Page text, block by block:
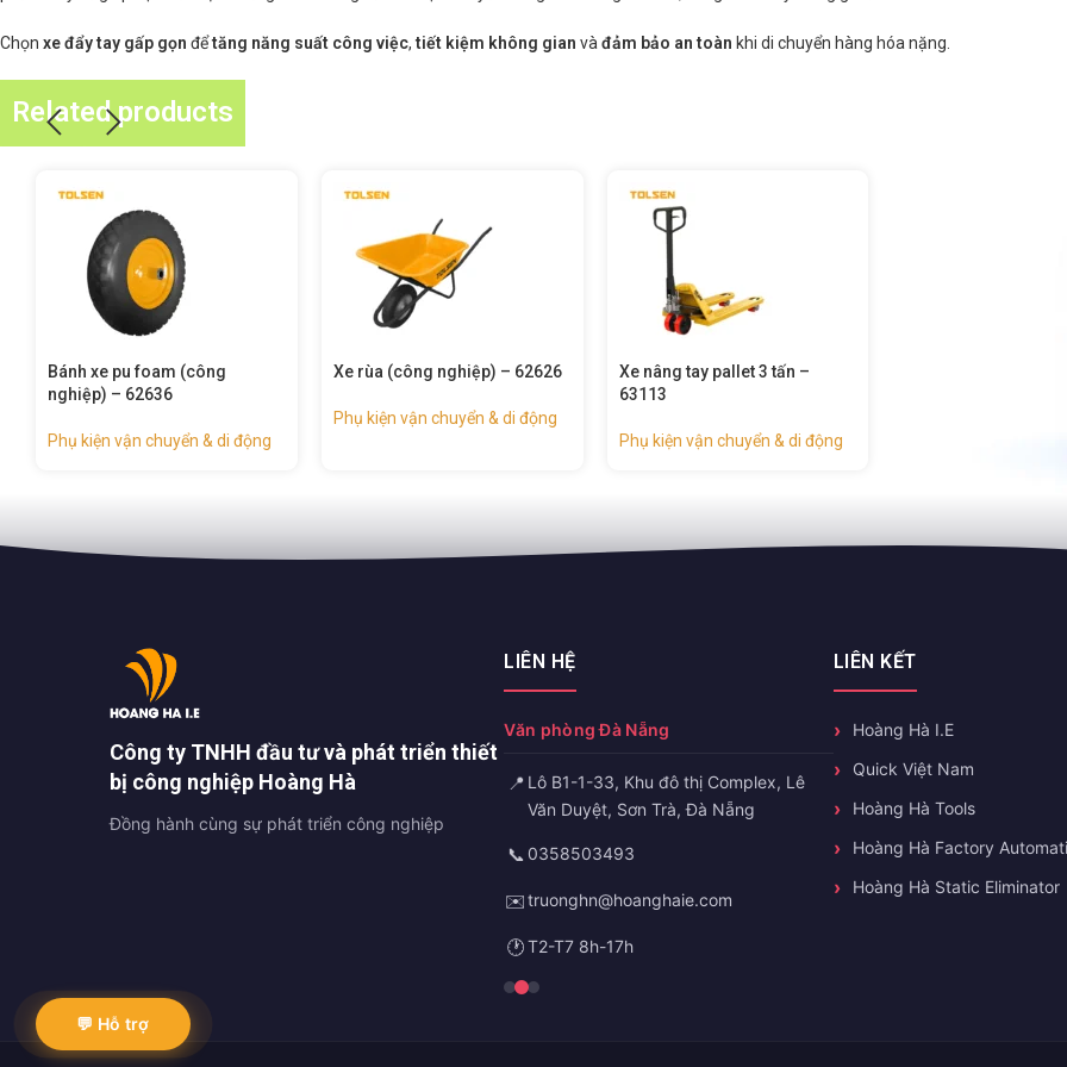
Chọn xe đẩy tay gấp gọn đểtăng năng suất công việc,tiết kiệm không gian và đảm bảo an toàn khi di chuyển hàng hóa nặng.
Related products
Xe rùa (công nghiệp) – 62626
Xe nâng tay pallet 3 tấn –
Xe đẩy hàng sàn gấp – 62605
💬 Hỗ trợ
Công ty TNHH đầu tư và phát triển thiết
bị công nghiệp Hoàng Hà
Đồng hành cùng sự phát triển công nghiệp
LIÊN HỆ
Văn phòng Đà Nẵng
📍 Lô B1-1-33, Khu đô thị Complex, Lê
Văn Duyệt, Sơn Trà, Đà Nẵng
📞 0358503493
✉️ truonghn@hoanghaie.com
🕐 T2-T7 8h-17h
LIÊN KẾT
Hoàng Hà I.E
Quick Việt Nam
Hoàng Hà Tools
Hoàng Hà Factory
Hoàng Hà Static Eliminator